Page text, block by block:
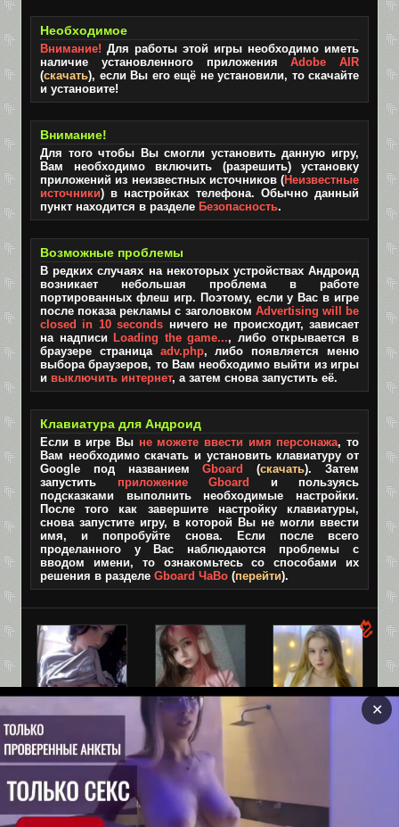
Необходимое
Внимание! Для работы этой игры необходимо иметь
наличие установленного приложенияAdobe AIR
(скачать), если Вы его ещё не установили, то скачайте
и установите!
Внимание!
Для того чтобы Вы смогли установить данную игру,
Вам необходимо включить (разрешить) установку
приложений из неизвестных источников (Неизвестные
источники) в настройках телефона. Обычно данный
пункт находится в разделе Безопасность.
Возможные проблемы
В редких случаях на некоторых устройствах Андроид
возникает небольшая проблема в работе
портированных флеш игр. Поэтому, если у Вас в игре
после показа рекламы с заголовком Advertising will be
closed in 10 seconds ничего не происходит, зависает
на надписи Loading the game..., либо открывается в
браузере страница adv.php, либо появляется меню
выбора браузеров, то Вам необходимо выйти из игры
и выключить интернет, а затем снова запустить её.
Клавиатура для Андроид
Если в игре Вы не можете ввести имя персонажа, то
Вам необходимо скачать и установить клавиатуру от
Google под названиемGboard (скачать). Затем
запустить приложение Gboard
и пользуясь
подсказками выполнить необходимые настройки.
После того как завершите настройку клавиатуры,
снова запустите игру, в которой Вы не могли ввести
имя, и попробуйте снова. Если после всего
проделанного у Вас наблюдаются проблемы с
вводом имени, то ознакомьтесь со способами их
решения в разделе Gboard ЧаВо (перейти).
версия TIK-
TOK!
✅Без цензуры✅
Лара, 19
Ебливая мелкая
шлюшка
Все игры размещенные на сайте только для
✕